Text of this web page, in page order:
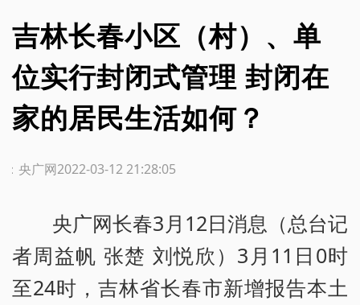
吉林长春小区（村）、单
位实行封闭式管理 封闭在
家的居民生活如何？
2022-03-12 21:28:05
：央广网
央广网长春3月12日消息（总台记
者周益帆 张楚 刘悦欣）3月11日0时
至24时，吉林省长春市新增报告本土